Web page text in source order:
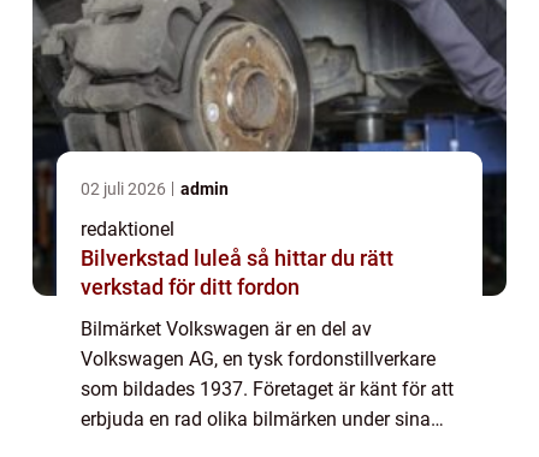
02 juli 2026 admin
redaktionel
Bilverkstad luleå så hittar du rätt
verkstad för ditt fordon
Bilmärket Volkswagen är en del av
Volkswagen AG, en tysk fordonstillverkare
som bildades 1937. Företaget är känt för att
erbjuda en rad olika bilmärken under sina